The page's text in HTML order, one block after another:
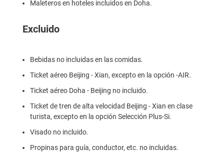
Maleteros en hoteles incluidos en Doha.
Excluido
Bebidas no incluidas en las comidas.
Ticket aéreo Beijing - Xian, excepto en la opción -AIR.
Ticket aéreo Doha - Beijing no incluido.
Ticket de tren de alta velocidad Beijing - Xian en clase
turista, excepto en la opción Selección Plus-Si.
Visado no incluido.
Propinas para guía, conductor, etc. no incluidas.